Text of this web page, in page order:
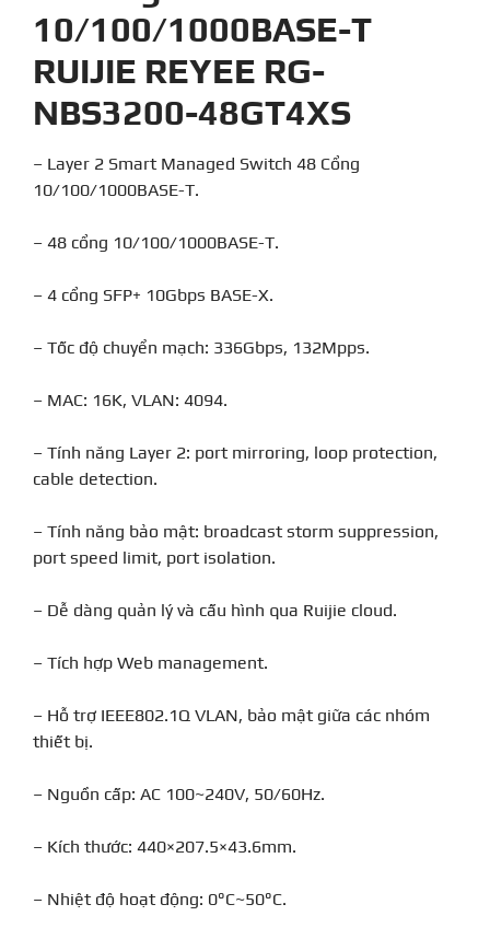
10/100/1000BASE-T
RUIJIE REYEE RG-
NBS3200-48GT4XS
– Layer 2 Smart Managed Switch 48 Cổng
10/100/1000BASE-T.
– 48 cổng 10/100/1000BASE-T.
– 4 cổng SFP+ 10Gbps BASE-X.
– Tốc độ chuyển mạch: 336Gbps, 132Mpps.
– MAC: 16K, VLAN: 4094.
– Tính năng Layer 2: port mirroring, loop protection,
cable detection.
– Tính năng bảo mật: broadcast storm suppression,
port speed limit, port isolation.
– Dễ dàng quản lý và cấu hình qua Ruijie cloud.
– Tích hợp Web management.
– Hỗ trợ IEEE802.1Q VLAN, bảo mật giữa các nhóm
thiết bị.
– Nguồn cấp: AC 100~240V, 50/60Hz.
– Kích thước: 440×207.5×43.6mm.
– Nhiệt độ hoạt động: 0°C~50°C.